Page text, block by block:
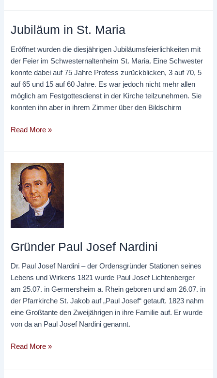
Jubiläum in St. Maria
Eröffnet wurden die diesjährigen Jubiläumsfeierlichkeiten mit
der Feier im Schwesternaltenheim St. Maria. Eine Schwester
konnte dabei auf 75 Jahre Profess zurückblicken, 3 auf 70, 5
auf 65 und 15 auf 60 Jahre. Es war jedoch nicht mehr allen
möglich am Festgottesdienst in der Kirche teilzunehmen. Sie
konnten ihn aber in ihrem Zimmer über den Bildschirm
Jubiläum
St.
Maria
Read More »
Gründer Paul Josef Nardini
Dr. Paul Josef Nardini – der Ordensgründer Stationen seines
Lebens und Wirkens 1821 wurde Paul Josef Lichtenberger
am 25.07. in Germersheim a. Rhein geboren und am 26.07. in
der Pfarrkirche St. Jakob auf „Paul Josef“ getauft. 1823 nahm
eine Großtante den Zweijährigen in ihre Familie auf. Er wurde
von da an Paul Josef Nardini genannt.
Gründer
Paul
Josef
Nardini
Read More »